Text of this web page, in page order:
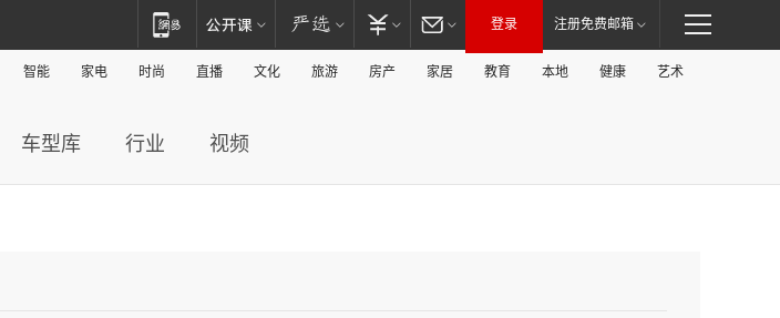
登录 注册免费邮箱
智能 家电 时尚 直播 文化 旅游 房产 家居 教育 本地 健康 艺术
车型库 行业 视频